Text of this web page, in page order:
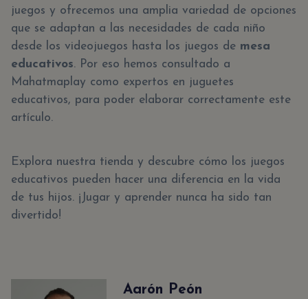
juegos y ofrecemos una amplia variedad de opciones
que se adaptan a las necesidades de cada niño
desde los videojuegos hasta los juegos de mesa
educativos. Por eso hemos consultado a
Mahatmaplay como expertos en juguetes
educativos, para poder elaborar correctamente este
artículo.
Explora nuestra tienda y descubre cómo los juegos
educativos pueden hacer una diferencia en la vida
de tus hijos. ¡Jugar y aprender nunca ha sido tan
divertido!
Aarón Peón